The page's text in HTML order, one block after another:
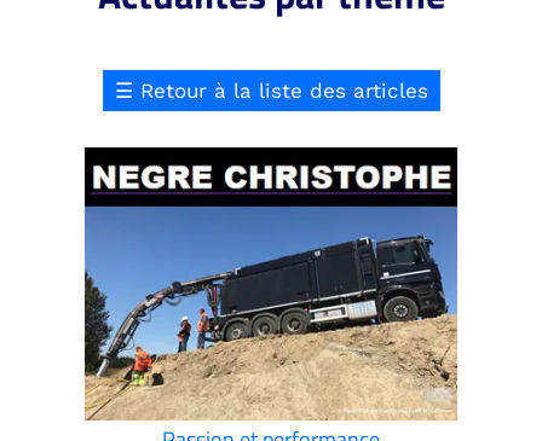
☰ Retour à la liste des articles